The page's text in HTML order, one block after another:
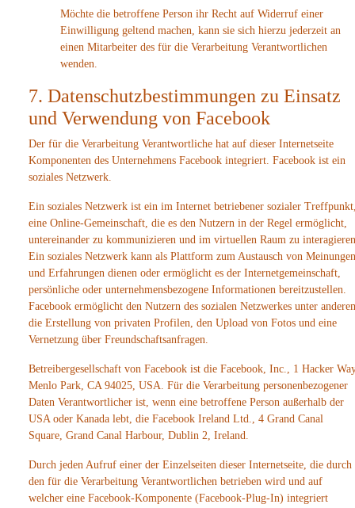
Möchte die betroffene Person ihr Recht auf Widerruf einer
Einwilligung geltend machen, kann sie sich hierzu jederzeit an
einen Mitarbeiter des für die Verarbeitung Verantwortlichen
wenden.
7. Datenschutzbestimmungen zu Einsatz
und Verwendung von Facebook
Der für die Verarbeitung Verantwortliche hat auf dieser Internetseite
Komponenten des Unternehmens Facebook integriert. Facebook ist ein
soziales Netzwerk.
Ein soziales Netzwerk ist ein im Internet betriebener sozialer
eine Online-Gemeinschaft, die es den Nutzern in der Regel ermöglicht,
untereinander zu kommunizieren und im virtuellen Raum zu
Ein soziales Netzwerk kann als Plattform zum Austausch von Meinungen
und Erfahrungen dienen oder ermöglicht es der Internetgemeinschaft,
persönliche oder unternehmensbezogene Informationen bereitzustellen.
Facebook ermöglicht den Nutzern des sozialen Netzwerkes unter
die Erstellung von privaten Profilen, den Upload von Fotos und eine
Vernetzung über Freundschaftsanfragen.
Betreibergesellschaft von Facebook ist die Facebook, Inc., 1 Hacker
Menlo Park, CA 94025, USA. Für die Verarbeitung personenbezogener
Daten Verantwortlicher ist, wenn eine betroffene Person außerhalb der
USA oder Kanada lebt, die Facebook Ireland Ltd., 4 Grand Canal
Square, Grand Canal Harbour, Dublin 2, Ireland.
Durch jeden Aufruf einer der Einzelseiten dieser Internetseite, die durch
den für die Verarbeitung Verantwortlichen betrieben wird und auf
welcher eine Facebook-Komponente (Facebook-Plug-In) integriert